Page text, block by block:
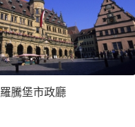
羅騰堡市政廳